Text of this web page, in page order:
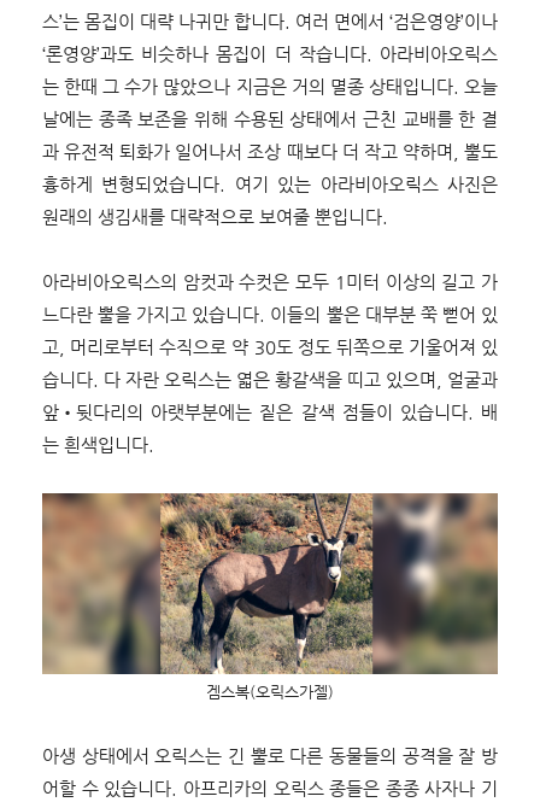
스’는 몸집이 대략 나귀만 합니다. 여러 면에서 ‘검은영양’이나
‘론영양’과도 비슷하나 몸집이 더 작습니다. 아라비아오릭스
는 한때 그 수가 많았으나 지금은 거의 멸종 상태입니다. 오늘
날에는 종족 보존을 위해 수용된 상태에서 근친 교배를 한 결
과 유전적 퇴화가 일어나서 조상 때보다 더 작고 약하며, 뿔도
흉하게 변형되었습니다. 여기 있는 아라비아오릭스 사진은
원래의 생김새를 대략적으로 보여줄 뿐입니다.
아라비아오릭스의 암컷과 수컷은 모두 1미터 이상의 길고 가
느다란 뿔을 가지고 있습니다. 이들의 뿔은 대부분 쭉 뻗어 있
고, 머리로부터 수직으로 약 30도 정도 뒤쪽으로 기울어져 있
습니다. 다 자란 오릭스는 엷은 황갈색을 띠고 있으며, 얼굴과
앞•뒷다리의 아랫부분에는 짙은 갈색 점들이 있습니다. 배
는 흰색입니다.
겜스복(오릭스가젤)
아생 상태에서 오릭스는 긴 뿔로 다른 동물들의 공격을 잘 방
어할 수 있습니다. 아프리카의 오릭스 종들은 종종 사자나 기